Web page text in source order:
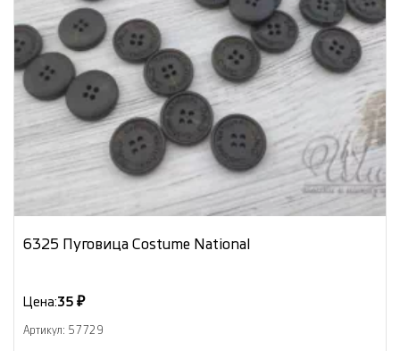
6325 Пуговица Costume National
Цена:35 ₽
Артикул: 57729